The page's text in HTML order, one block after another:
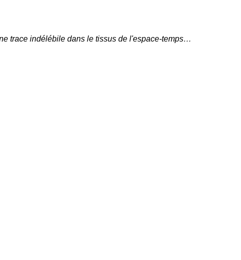
trace indélébile dans le tissus de l'espace-temps…